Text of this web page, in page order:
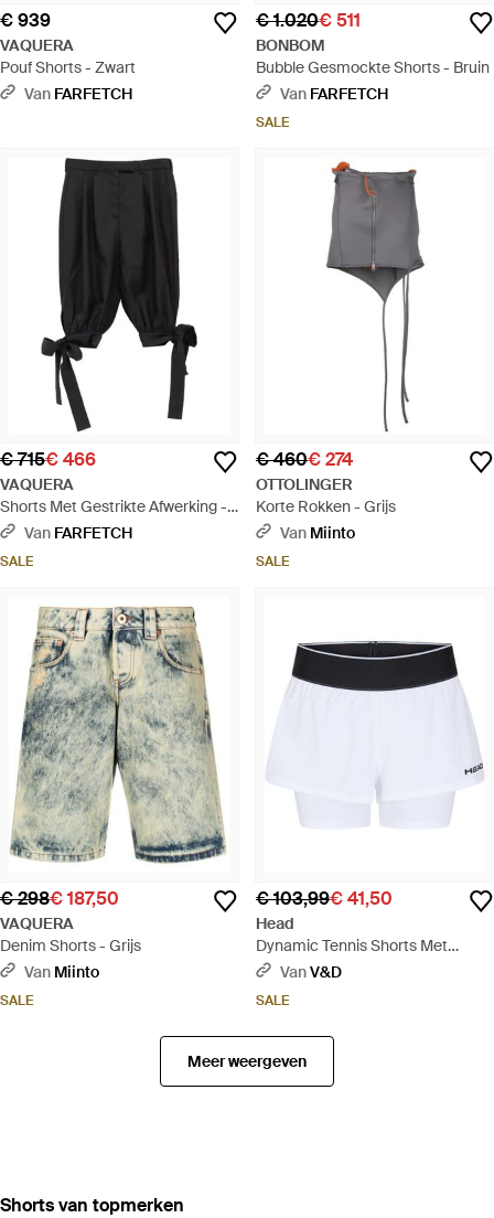
€ 939
VAQUERA
Pouf Shorts - Zwart
Van FARFETCH
€ 1.020€ 511
BONBOM
Bubble Gesmockte Shorts - Bruin
Van FARFETCH
SALE
€ 715€ 466
VAQUERA
Shorts Met Gestrikte Afwerking -
Zwart
Van FARFETCH
SALE
€ 460€ 274
OTTOLINGER
Korte Rokken - Grijs
Van Miinto
SALE
€ 298€ 187,50
VAQUERA
Denim Shorts - Grijs
Van Miinto
SALE
€ 103,99€ 41,50
Head
Dynamic Tennis Shorts Met
Laagjes - Blauw
VanV&D
SALE
Meer weergeven
‪Shorts‬ van topmerken